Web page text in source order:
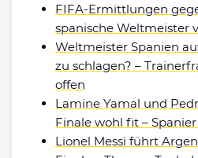
FIFA-Ermittlungen
spanische Weltmeister
Weltmeister Spanien
zu schlagen? –
offen
Lamine Yamal und
Finale wohl fit –
Lionel Messi führt